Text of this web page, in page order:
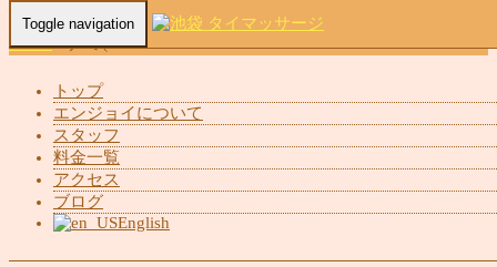
Toggle navigation
トップ
エンジョイについて
スタッフ
料金一覧
アクセス
ブログ
English
Home-ナミ(…
ナミ(Nami)池袋 タイマッサージ エンジョイ